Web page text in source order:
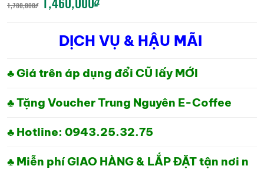
1,780,000₫
1,780,000₫.
TẠI
LÀ:
1,460,000₫.
DỊCH VỤ & HẬU MÃI
♣ Giá trên áp dụng đổi CŨ lấy MỚI
♣ Tặng Voucher Trung Nguyên E-Coffee
♣ Hotline: 0943.25.32.75
♣ Miễn phí GIAO HÀNG & LẮP ĐẶT tận nơi n